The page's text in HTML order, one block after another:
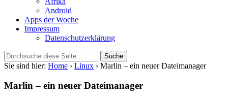
Android
Apps der Woche
Impressum
Datenschutzerklärung
Sie sind hier: Home › Linux › Marlin – ein neuer Dateimanager
Marlin – ein neuer Dateimanager